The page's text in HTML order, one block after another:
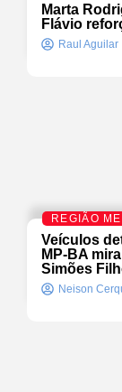
Marta
Flávio
Raul Aguilar
REGIÃO
Veículos
MP-BA
Simões
Neison